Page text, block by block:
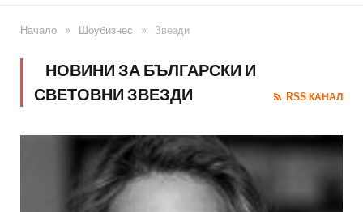
Начало » Шоубизнес » Звезди
НОВИНИ ЗА БЪЛГАРСКИ И
СВЕТОВНИ ЗВЕЗДИ
RSS КАНАЛ